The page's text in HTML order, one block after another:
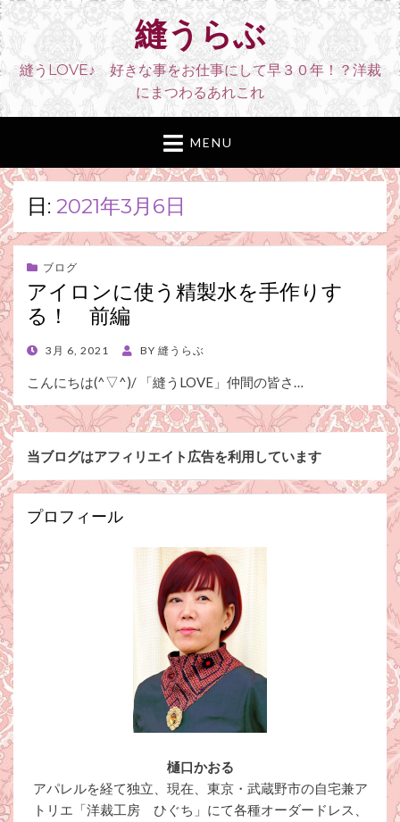
縫うらぶ
縫うLOVE♪ 好きな事をお仕事にして早３０年！？洋裁
にまつわるあれこれ
MENU
日: 2021年3月6日
ブログ
アイロンに使う精製水を手作りす
る！ 前編
POSTED
3月 6, 2021 BY 縫うらぶ
こんにちは(^▽^)/ 「縫うLOVE」仲間の皆さ…
当ブログはアフィリエイト広告を利用しています
プロフィール
樋口かおる
アパレルを経て独立、現在、東京・武蔵野市の自宅兼ア
トリエ「洋裁工房 ひぐち」にて各種オーダードレス、